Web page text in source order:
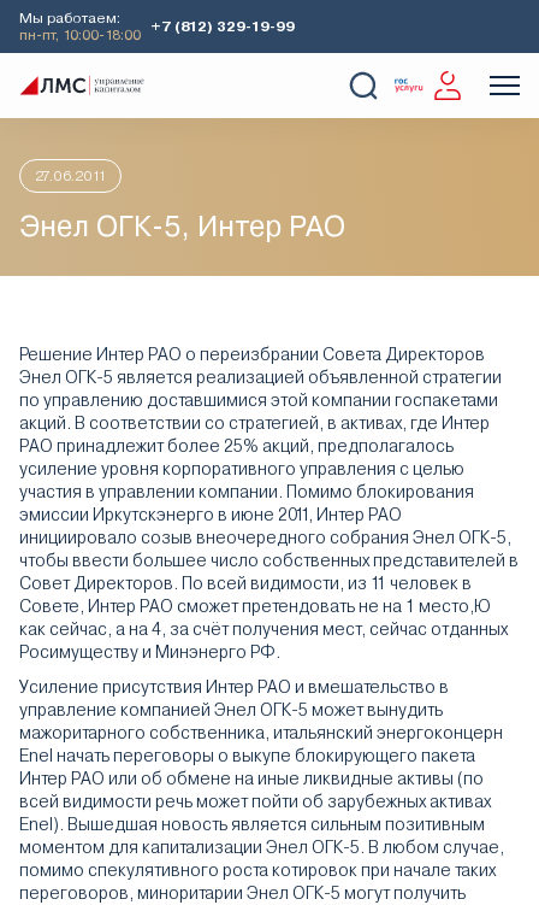
Мы работаем:
пн-пт, 10:00-18:00
+7 (812) 329-19-99
Главная Аналитика
27.06.2011
Энел ОГК-5, Интер РАО
Решение Интер РАО о переизбрании Совета Директоров
Энел ОГК-5 является реализацией объявленной стратегии
по управлению доставшимися этой компании госпакетами
акций. В соответствии со стратегией, в активах, где Интер
РАО принадлежит более 25% акций, предполагалось
усиление уровня корпоративного управления с целью
участия в управлении компании. Помимо блокирования
эмиссии Иркутскэнерго в июне 2011, Интер РАО
инициировало созыв внеочередного собрания Энел ОГК-5,
чтобы ввести большее число собственных представителей в
Совет Директоров. По всей видимости, из 11 человек в
Совете, Интер РАО сможет претендовать не на 1 место,Ю
как сейчас, а на 4, за счёт получения мест, сейчас отданных
Росимуществу и Минэнерго РФ.
Усиление присутствия Интер РАО и вмешательство в
управление компанией Энел ОГК-5 может вынудить
мажоритарного собственника, итальянский энергоконцерн
Enel начать переговоры о выкупе блокирующего пакета
Интер РАО или об обмене на иные ликвидные активы (по
всей видимости речь может пойти об зарубежных активах
Enel). Вышедшая новость является сильным позитивным
моментом для капитализации Энел ОГК-5. В любом случае,
помимо спекулятивного роста котировок при начале таких
переговоров, миноритарии Энел ОГК-5 могут получить